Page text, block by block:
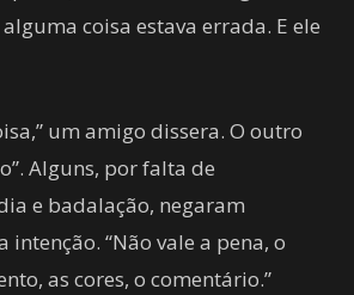
coisa estava errada. E ele
um amigo dissera. O outro
Alguns, por falta de
e badalação, negaram
intenção. “Não vale a pena, o
as cores, o comentário.”